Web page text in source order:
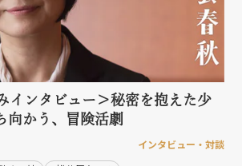
インタビュー＞秘密を抱えた少
向かう、冒険活劇
インタビュー・対談